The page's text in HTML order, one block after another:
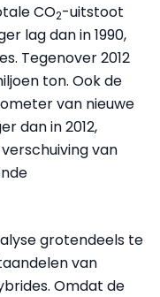
CO2-uitstoot
lag dan in 1990,
Tegenover 2012
ton. Ook de
van nieuwe
dan in 2012,
van
grotendeels te
van
Omdat de